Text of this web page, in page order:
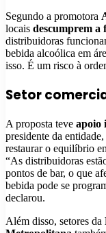
Segundo a promotora
locais descumprem a
distribuidoras
bebida alcoólica em
isso. É um risco à
Setor
A proposta teve apoio
presidente da entidade,
restaurar o equilíbrio
“As distribuidoras
pontos de bar, o que
bebida pode se
declarou.
Além disso, setores da